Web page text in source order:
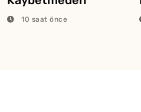
Dondurmanın Püf
10 saat önce